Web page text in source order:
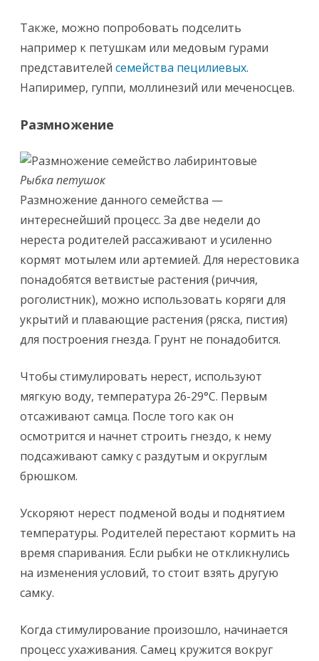
Также, можно попробовать подселить
например к петушкам или медовым гурами
представителей семейства пецилиевых.
Напиример, гуппи, моллинезий или меченосцев.
Размножение
Рыбка петушок
Размножение данного семейства —
интереснейший процесс. За две недели до
нереста родителей рассаживают и усиленно
кормят мотылем или артемией. Для нерестовика
понадобятся ветвистые растения (риччия,
роголистник), можно использовать коряги для
укрытий и плавающие растения (ряска, пистия)
для построения гнезда. Грунт не понадобится.
Чтобы стимулировать нерест, используют
мягкую воду, температура 26-29°С. Первым
отсаживают самца. После того как он
осмотрится и начнет строить гнездо, к нему
подсаживают самку с раздутым и округлым
брюшком.
Ускоряют нерест подменой воды и поднятием
температуры. Родителей перестают кормить на
время спаривания. Если рыбки не откликнулись
на изменения условий, то стоит взять другую
самку.
Когда стимулирование произошло, начинается
процесс ухаживания. Самец кружится вокруг